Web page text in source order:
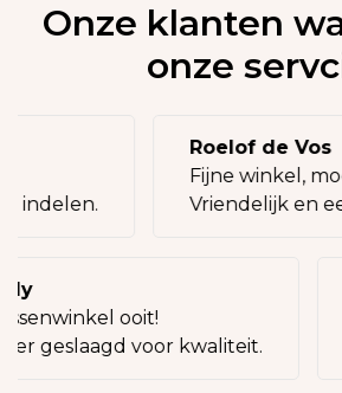
Onze klanten
onze
indelen.
Roelof de Vos
Fijne winkel,
Vriendelijk en
ooit!
geslaagd voor kwaliteit.